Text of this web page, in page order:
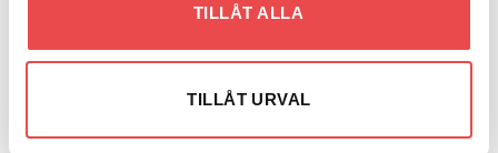
TILLÅT ALLA
TILLÅT URVAL
POWERFLEXBUSSNINGAR
2 PRODUKTER
POWERFLEXBUSSNINGAR
1 PRODUKT